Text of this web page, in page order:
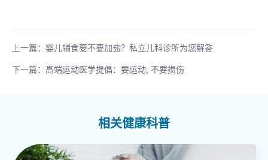
上一篇：婴儿辅食要不要加盐？私立儿科诊所为您解答
下一篇：高端运动医学提倡：要运动, 不要损伤
相关健康科普